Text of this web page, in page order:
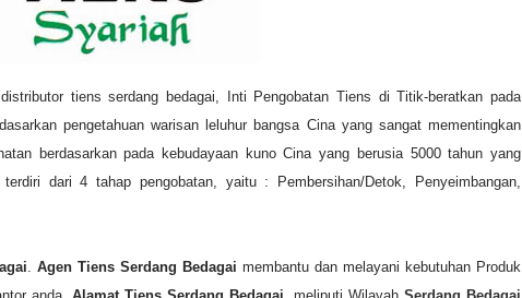
tiens serdang bedagai, Inti Pengobatan Tiens di Titik-beratkan pada
pengetahuan warisan leluhur bangsa Cina yang sangat mementingkan
berdasarkan pada kebudayaan kuno Cina yang berusia 5000 tahun yang
dari 4 tahap pengobatan, yaitu : Pembersihan/Detok, Penyeimbangan,
. Agen Tiens Serdang Bedagai membantu dan melayani kebutuhan Produk